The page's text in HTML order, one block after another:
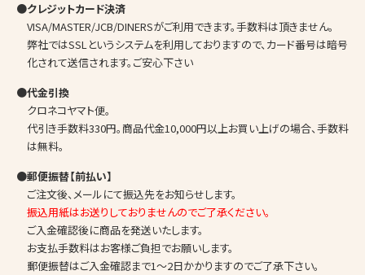
●クレジットカード決済
VISA/MASTER/JCB/DINERSがご利用できます。手数料は頂きません。
弊社ではSSLというシステムを利用しておりますので、カード番号は暗号
化されて送信されます。ご安心下さい
●代金引換
クロネコヤマト便。
代引き手数料330円。商品代金10,000円以上お買い上げの場合、手数料
は無料。
●郵便振替【前払い】
ご注文後、メールにて振込先をお知らせします。
振込用紙はお送りしておりませんのでご了承ください。
ご入金確認後に商品を発送いたします。
お支払手数料はお客様ご負担でお願いします。
郵便振替はご入金確認まで1～2日かかりますのでご了承下さい。